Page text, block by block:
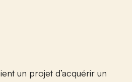
un projet d’acquérir un